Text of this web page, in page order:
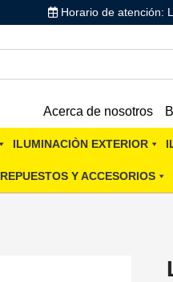
Horario de atención:
Acerca de nosotros
ILUMINACIÒN EXTERIOR
REPUESTOS Y ACCESORIOS